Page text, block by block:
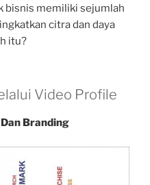
bisnis memiliki sejumlah
citra dan daya
itu?
Video Profile
Branding